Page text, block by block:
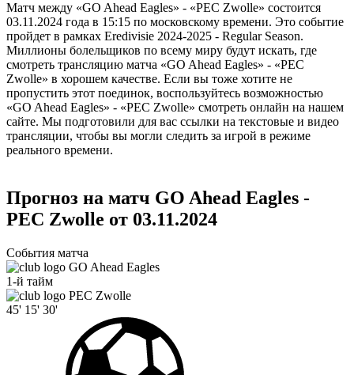
Матч между «GO Ahead Eagles» - «PEC Zwolle» состоится
03.11.2024 года в 15:15 по московскому времени. Это событие
пройдет в рамках Eredivisie 2024-2025 - Regular Season.
Миллионы болельщиков по всему миру будут искать, где
смотреть трансляцию матча «GO Ahead Eagles» - «PEC
Zwolle» в хорошем качестве. Если вы тоже хотите не
пропустить этот поединок, воспользуйтесь возможностью
«GO Ahead Eagles» - «PEC Zwolle» смотреть онлайн на нашем
сайте. Мы подготовили для вас ссылки на текстовые и видео
трансляции, чтобы вы могли следить за игрой в режиме
реального времени.
Прогноз на матч GO Ahead Eagles -
PEC Zwolle от 03.11.2024
События матча
GO Ahead Eagles
1-й тайм
PEC Zwolle
45' 15' 30'